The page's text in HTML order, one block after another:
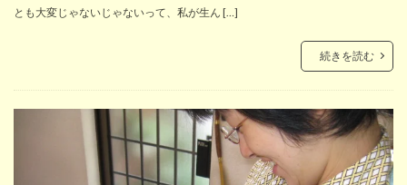
とも大変じゃないじゃないって、私が生ん […]
続きを読む